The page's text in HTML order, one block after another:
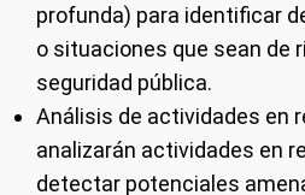
profunda) para identificar
o situaciones que sean de
seguridad pública.
Análisis de actividades en
analizarán actividades en
detectar potenciales